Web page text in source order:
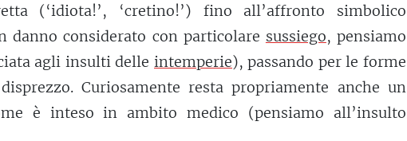
(‘idiota!’, ‘cretino!’) fino all’affronto simbolico
danno considerato con particolare sussiego, pensiamo
agli insulti delle intemperie), passando per le forme
Curiosamente resta propriamente anche un
è inteso in ambito medico (pensiamo all’insulto